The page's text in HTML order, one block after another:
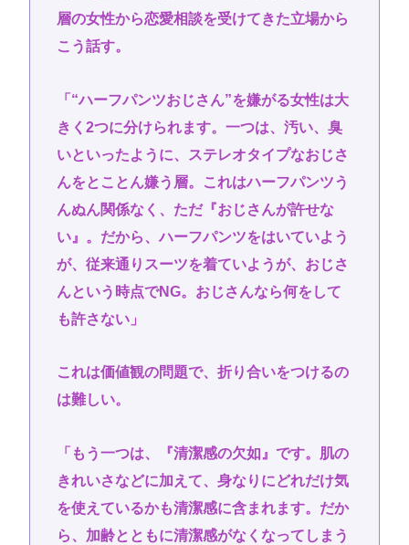
層の女性から恋愛相談を受けてきた立場から
こう話す。
「“ハーフパンツおじさん”を嫌がる女性は大
きく2つに分けられます。一つは、汚い、臭
いといったように、ステレオタイプなおじさ
んをとことん嫌う層。これはハーフパンツう
んぬん関係なく、ただ『おじさんが許せな
い』。だから、ハーフパンツをはいていよう
が、従来通りスーツを着ていようが、おじさ
んという時点でNG。おじさんなら何をして
も許さない」
これは価値観の問題で、折り合いをつけるの
は難しい。
「もう一つは、『清潔感の欠如』です。肌の
きれいさなどに加えて、身なりにどれだけ気
を使えているかも清潔感に含まれます。だか
ら、加齢とともに清潔感がなくなってしまう